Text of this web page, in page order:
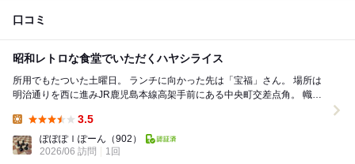
口コミ
昭和レトロな食堂でいただくハヤシライス
所用でもたついた土曜日。 ランチに向かった先は「宝福」さん。 場所は
明治通りを西に進みJR鹿児島本線高架手前にある中央町交差点角。 幟が
3.5
ぽぽぽｌぽーん （902）
2026/06 訪問
1回